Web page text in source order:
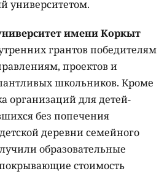
университетом.
имени Коркыт
грантов победителям
проектов и
школьников. Кроме
организаций для детей-
без попечения
деревни семейного
образовательные
стоимость